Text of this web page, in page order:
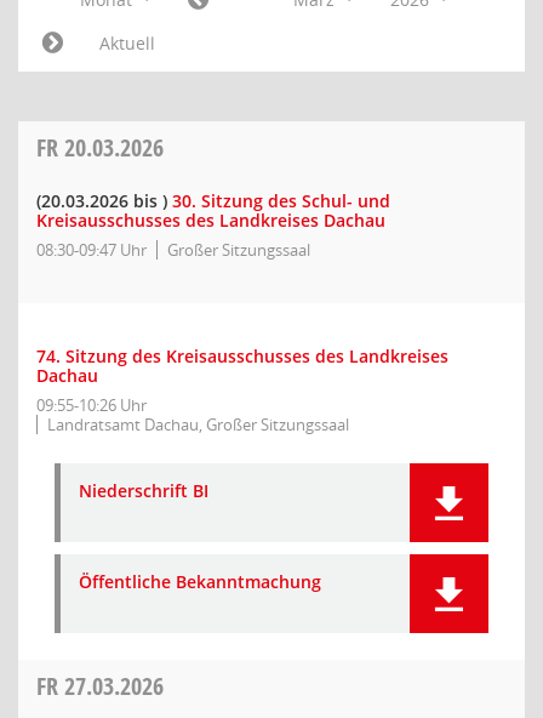
Aktuell
FR20.03.2026
(20.03.2026 bis ) 30. Sitzung des Schul- und
Kreisausschusses des Landkreises Dachau
08:30-09:47 Uhr Großer Sitzungssaal
74. Sitzung des Kreisausschusses des Landkreises
Dachau
09:55-10:26 Uhr
Landratsamt Dachau, Großer Sitzungssaal
Niederschrift BI
Öffentliche Bekanntmachung
FR27.03.2026